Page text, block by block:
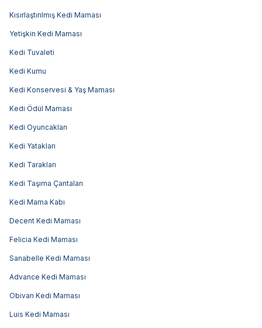
Kısırlaştırılmış Kedi Maması
Yetişkin Kedi Maması
Kedi Tuvaleti
Kedi Kumu
Kedi Konservesi & Yaş Maması
Kedi Ödül Maması
Kedi Oyuncakları
Kedi Yatakları
Kedi Tarakları
Kedi Taşıma Çantaları
Kedi Mama Kabı
Decent Kedi Maması
Felicia Kedi Maması
Sanabelle Kedi Maması
Advance Kedi Maması
Obivan Kedi Maması
Luis Kedi Maması